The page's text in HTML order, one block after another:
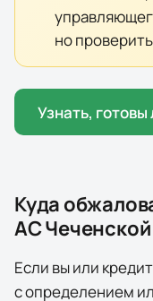
но
Узнать,
Куда
АС
Если вы или
с определением